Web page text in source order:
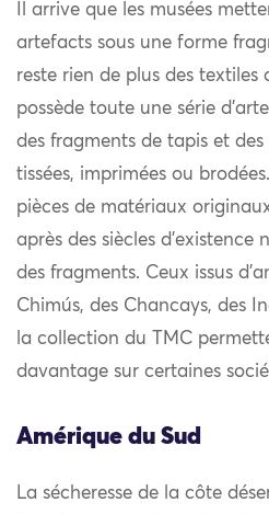
Il arrive que les musées
artefacts sous une forme
reste rien de plus des textiles
possède toute une série
des fragments de tapis et
tissées, imprimées ou
pièces de matériaux
après des siècles d’existence
des fragments. Ceux issus
Chimús, des Chancays, des
la collection du TMC
davantage sur certaines
Amérique du Sud
La sécheresse de la côte